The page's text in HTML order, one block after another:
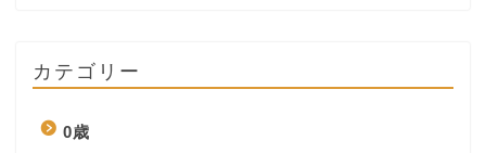
カテゴリー
0歳